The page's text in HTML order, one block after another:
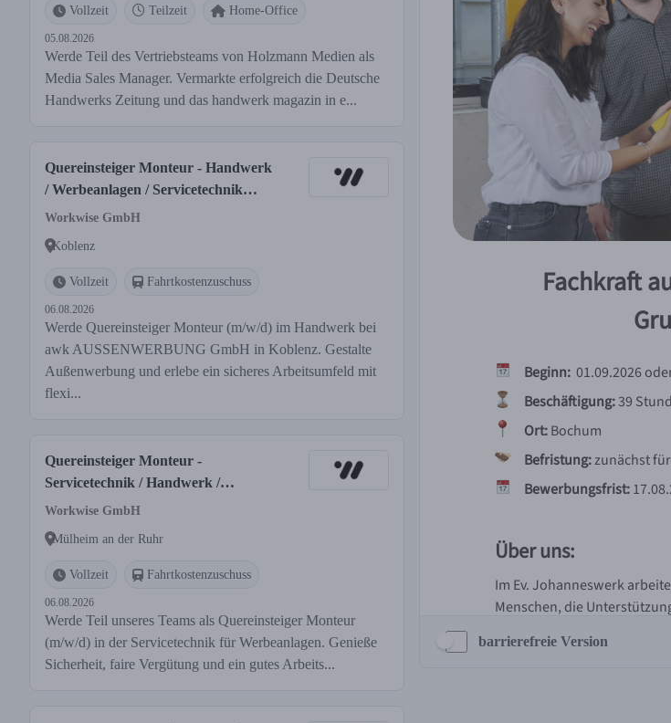
Vollzeit Teilzeit Home-Office
05.08.2026
Werde Teil des Vertriebsteams von Holzmann Medien als
Media Sales Manager. Vermarkte erfolgreich die Deutsche
Handwerks Zeitung und das handwerk magazin in e...
Quereinsteiger Monteur - Handwerk
/ Werbeanlagen / Servicetechnik
(m/w/d)
Workwise GmbH
Koblenz
Vollzeit Fahrtkostenzuschuss
06.08.2026
Werde Quereinsteiger Monteur (m/w/d) im Handwerk bei
awk AUSSENWERBUNG GmbH in Koblenz. Gestalte
Außenwerbung und erlebe ein sicheres Arbeitsumfeld mit
flexi...
Quereinsteiger Monteur -
Servicetechnik / Handwerk /
Werbeanlagen (m/w/d)
Workwise GmbH
Mülheim an der Ruhr
Vollzeit Fahrtkostenzuschuss
06.08.2026
Werde Teil unseres Teams als Quereinsteiger Monteur
(m/w/d) in der Servicetechnik für Werbeanlagen. Genieße
Sicherheit, faire Vergütung und ein gutes Arbeits...
barrierefreie Version